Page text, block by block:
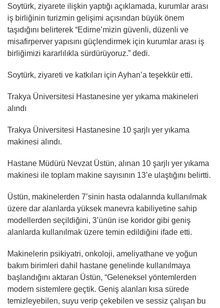
Soytürk, ziyarete ilişkin yaptığı açıklamada, kurumlar arası
iş birliğinin turizmin gelişimi açısından büyük önem
taşıdığını belirterek “Edirne’mizin güvenli, düzenli ve
misafirperver yapısını güçlendirmek için kurumlar arası iş
birliğimizi kararlılıkla sürdürüyoruz.” dedi.
Soytürk, ziyareti ve katkıları için Ayhan’a teşekkür etti.
Trakya Üniversitesi Hastanesine yer yıkama makineleri
alındı
Trakya Üniversitesi Hastanesine 10 şarjlı yer yıkama
makinesi alındı.
Hastane Müdürü Nevzat Üstün, alınan 10 şarjlı yer yıkama
makinesi ile toplam makine sayısının 13’e ulaştığını belirtti.
Üstün, makinelerden 7’sinin hasta odalarında kullanılmak
üzere dar alanlarda yüksek manevra kabiliyetine sahip
modellerden seçildiğini, 3’ünün ise koridor gibi geniş
alanlarda kullanılmak üzere temin edildiğini ifade etti.
Makinelerin psikiyatri, onkoloji, ameliyathane ve yoğun
bakım birimleri dahil hastane genelinde kullanılmaya
başlandığını aktaran Üstün, “Geleneksel yöntemlerden
modern sistemlere geçtik. Geniş alanları kısa sürede
temizleyebilen, suyu verip çekebilen ve sessiz çalışan bu